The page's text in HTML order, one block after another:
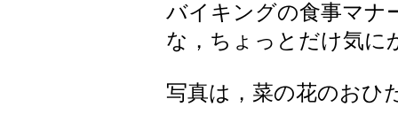
バイキングの食事マナ
な，ちょっとだけ気に
写真は，菜の花のおひ